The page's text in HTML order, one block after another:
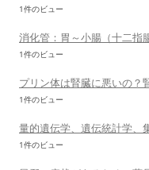
1件のビュー
消化管：胃～小腸（十二指
1件のビュー
プリン体は腎臓に悪いの？
1件のビュー
量的遺伝学、遺伝統計学、
1件のビュー